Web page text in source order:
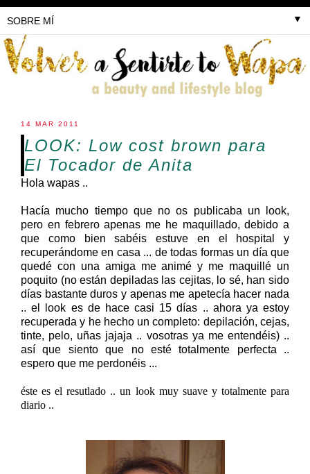
▼
14 MAR 2011
LOOK: Low cost brown para
El Tocador de Anita
Hola wapas ..
Hacía mucho tiempo que no os publicaba un look,
pero en febrero apenas me he maquillado, debido a
que como bien sabéis estuve en el hospital y
recuperándome en casa ... de todas formas un día que
quedé con una amiga me animé y me maquillé un
poquito (no están depiladas las cejitas, lo sé, han sido
días bastante duros y apenas me apetecía hacer nada
.. el look es de hace casi 15 días .. ahora ya estoy
recuperada y he hecho un completo: depilación, cejas,
tinte, pelo, uñas jajaja .. vosotras ya me entendéis) ..
así que siento que no esté totalmente perfecta ..
espero que me perdonéis ...
éste es el resutlado .. un look muy suave y totalmente para
diario ..